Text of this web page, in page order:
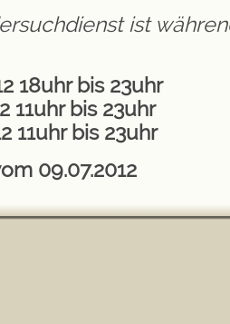
ist
18uhr bis 23uhr
11uhr bis 23uhr
11uhr bis 23uhr
09.07.2012